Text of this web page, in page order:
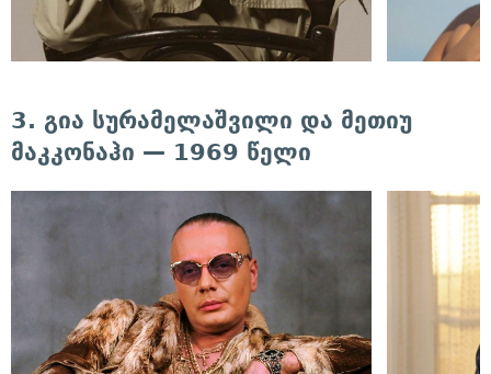
3. გია სურამელაშვილი და მეთიუ
მაკკონაჰი — 1969 წელი